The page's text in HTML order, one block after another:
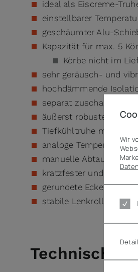
ideal als Eiscreme-
einstellbarer
geschäumter Alu-
Kapazität für max. 5
Körbe nicht im
sehr geräusch- und
hochdämmende
separat zuschaltbare
äußerst robustes und
Tiefkühltruhe mit
analoge
manuelle Abtauung mit
kratzfester und
gerundete Ecken für
stabile Lenkrollen
Technische
Wir